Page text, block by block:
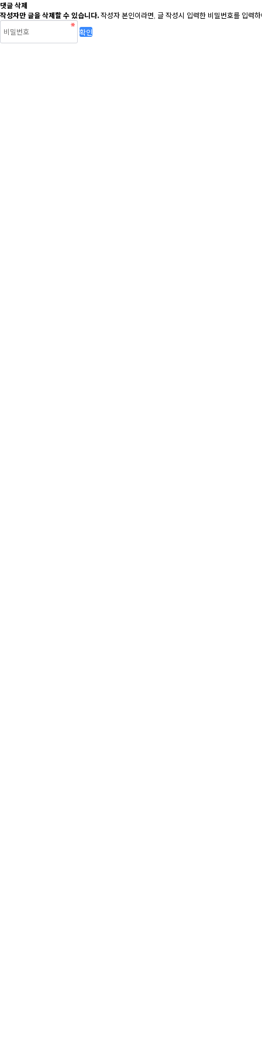
댓글 삭제
작성자만 글을 삭제할 수 있습니다. 작성자 본인이라면, 글 작성시 입력한 비밀번호를 입력